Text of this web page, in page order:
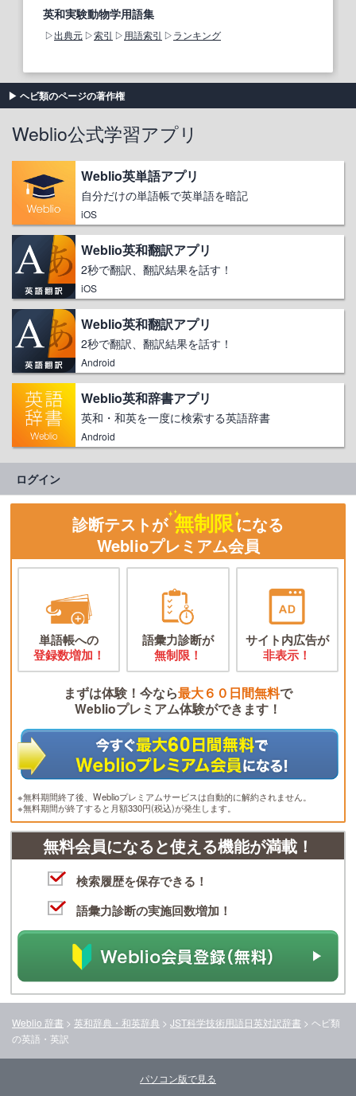
英和実験動物学用語集
出典元 索引 用語索引 ランキング
ヘビ類のページの著作権
Weblio公式学習アプリ
Weblio英単語アプリ
自分だけの単語帳で英単語を暗記
iOS
Weblio英和翻訳アプリ
2秒で翻訳、翻訳結果を話す！
iOS
Weblio英和翻訳アプリ
2秒で翻訳、翻訳結果を話す！
Android
Weblio英和辞書アプリ
英和・和英を一度に検索する英語辞書
Android
ログイン
診断テストが 無制限になる
Weblioプレミアム会員
単語帳への
登録数増加！
語彙力診断が
無制限！
サイト内広告が
非表示！
まずは体験！今なら最大６０日間無料で
Weblioプレミアム体験ができます！
※無料期間終了後、Weblioプレミアムサービスは自動的に解約されません。
※無料期間が終了すると月額330円(税込)が発生します。
無料会員になると使える機能が満載！
検索履歴を保存できる！
語彙力診断の実施回数増加！
Weblio 辞書 > 英和辞典・和英辞典 > JST科学技術用語日英対訳辞書 > ヘビ類
の英語・英訳
パソコン版で見る